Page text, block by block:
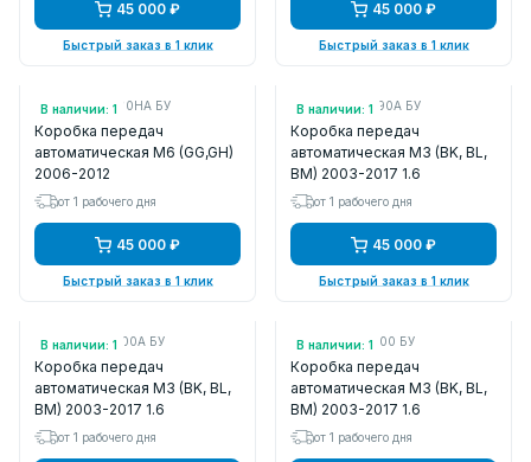
45 000 ₽
Быстрый заказ в 1 клик
45 000 ₽
Быстрый заказ в 1 клик
В наличии: 1
Арт.: FSE219090HA БУ
Коробка передач
автоматическая M6 (GG,GH)
2006-2012
от 1 рабочего дня
45 000 ₽
Быстрый заказ в 1 клик
В наличии: 1
Арт.: FNK819090A БУ
Коробка передач
автоматическая M3 (BK, BL,
BM) 2003-2017 1.6
от 1 рабочего дня
45 000 ₽
Быстрый заказ в 1 клик
В наличии: 1
Арт.: FNFF03000A БУ
Коробка передач
автоматическая M3 (BK, BL,
BM) 2003-2017 1.6
от 1 рабочего дня
В наличии: 1
Арт.: FNK803000 БУ
Коробка передач
автоматическая M3 (BK, BL,
BM) 2003-2017 1.6
от 1 рабочего дня